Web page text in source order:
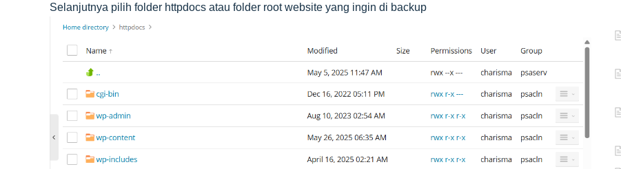
Selanjutnya pilih folder httpdocs atau folder root website yang ingin di backup